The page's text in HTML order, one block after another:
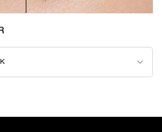
stock, 01 EXCESSIVE BLACK